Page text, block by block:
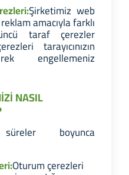
Şirketimiz web
amacıyla farklı
taraf çerezler
tarayıcınızın
engellemeniz
NASIL
boyunca
Oturum çerezleri